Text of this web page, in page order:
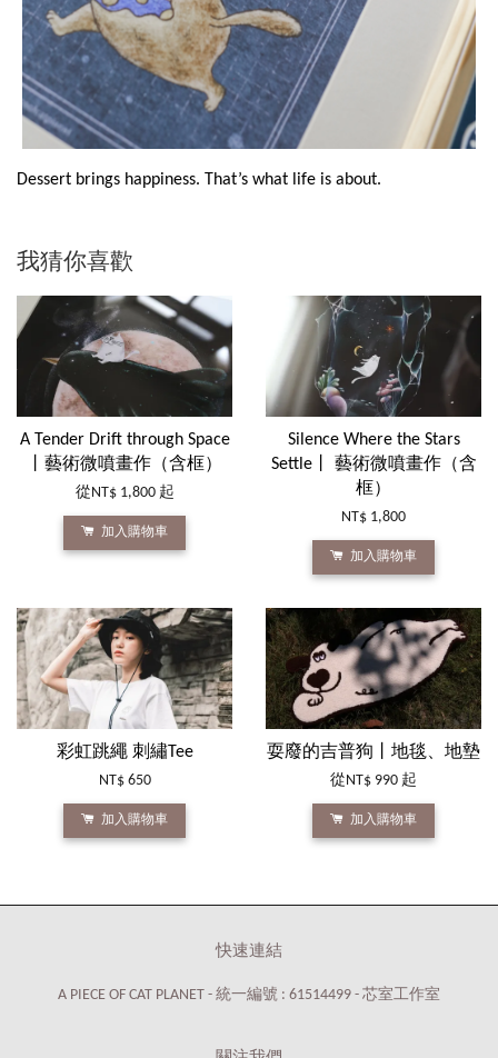
Dessert brings happiness. That’s what life is about.
我猜你喜歡
A Tender Drift through Space
丨藝術微噴畫作（含框）
從 NT$ 1,800 起
加入購物車
Silence Where the Stars
Settle丨 藝術微噴畫作（含
框）
NT$ 1,800
加入購物車
彩虹跳繩 刺繡Tee
NT$ 650
加入購物車
耍廢的吉普狗丨地毯、地墊
從 NT$ 990 起
加入購物車
快速連結
A PIECE OF CAT PLANET - 統一編號 : 61514499 - 芯室工作室